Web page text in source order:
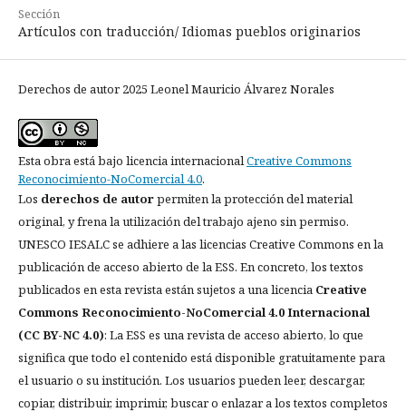
Sección
Artículos con traducción/ Idiomas pueblos originarios
Derechos de autor 2025 Leonel Mauricio Álvarez Norales
Esta obra está bajo licencia internacionalCreative Commons
Reconocimiento-NoComercial 4.0.
Los derechos de autorpermiten la protección del material
original, y frena la utilización del trabajo ajeno sin permiso.
UNESCO IESALC se adhiere a las licencias Creative Commons en la
publicación de acceso abierto de la ESS. En concreto, los textos
publicados en esta revista están sujetos a una licencia Creative
Commons Reconocimiento-NoComercial 4.0 Internacional
(CC BY-NC 4.0): La ESS es una revista de acceso abierto, lo que
significa que todo el contenido está disponible gratuitamente para
el usuario o su institución. Los usuarios pueden leer, descargar,
copiar, distribuir, imprimir, buscar o enlazar a los textos completos